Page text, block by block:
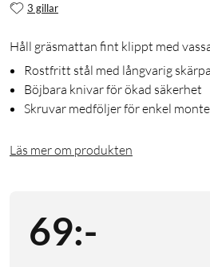
3 gillar
Håll gräsmattan fint klippt med
Rostfritt stål med långvarig skärpa
Böjbara knivar för ökad säkerhet
Skruvar medföljer för enkel
Läs mer om produkten
69:-